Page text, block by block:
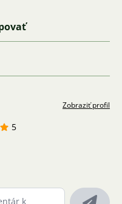
Zobraziť profil
5